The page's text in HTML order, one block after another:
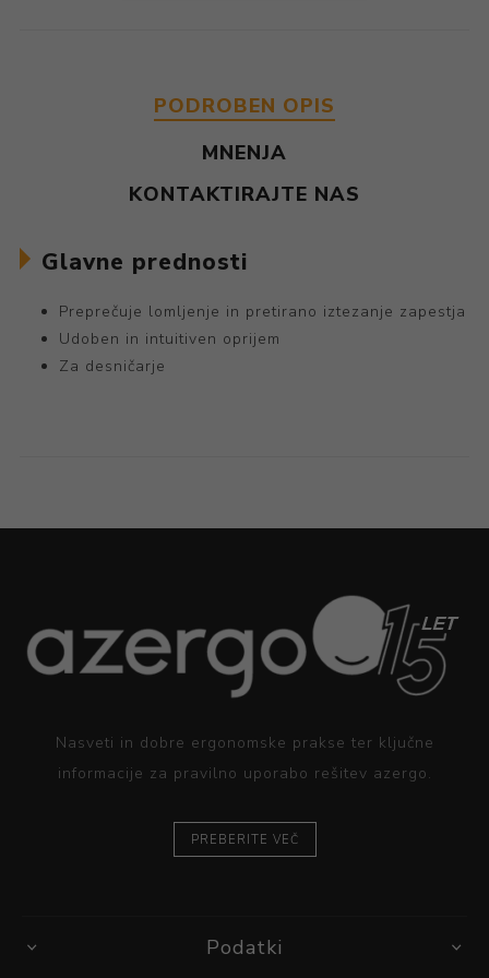
PODROBEN OPIS
MNENJA
KONTAKTIRAJTE NAS
Glavne prednosti
Preprečuje lomljenje in pretirano iztezanje zapestja
Udoben in intuitiven oprijem
Za desničarje
Nasveti in dobre ergonomske prakse ter ključne
informacije za pravilno uporabo rešitev azergo.
PREBERITE VEČ
Podatki